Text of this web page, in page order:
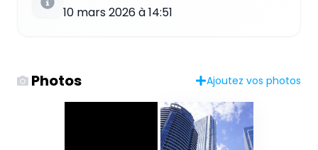
10 mars 2026 à 14:51
Photos Ajoutez vos photos